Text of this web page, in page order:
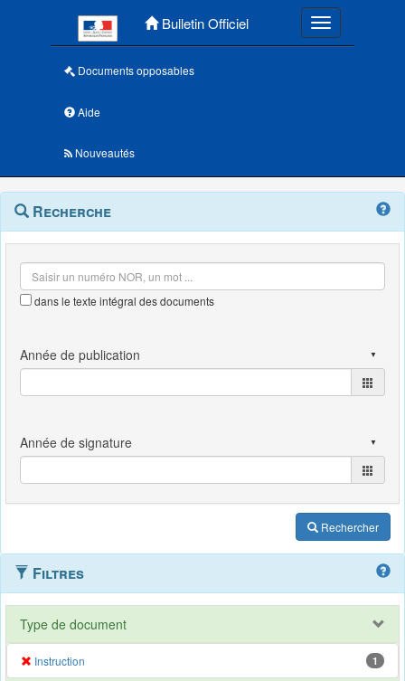
Bulletin Officiel Toggle
Documents opposables
Aide
Nouveautés
Navigation
outils
Menu
contextuel
Recherche
dans le texte intégral des documents
Rechercher
Filtres
Type de document
Instruction 1